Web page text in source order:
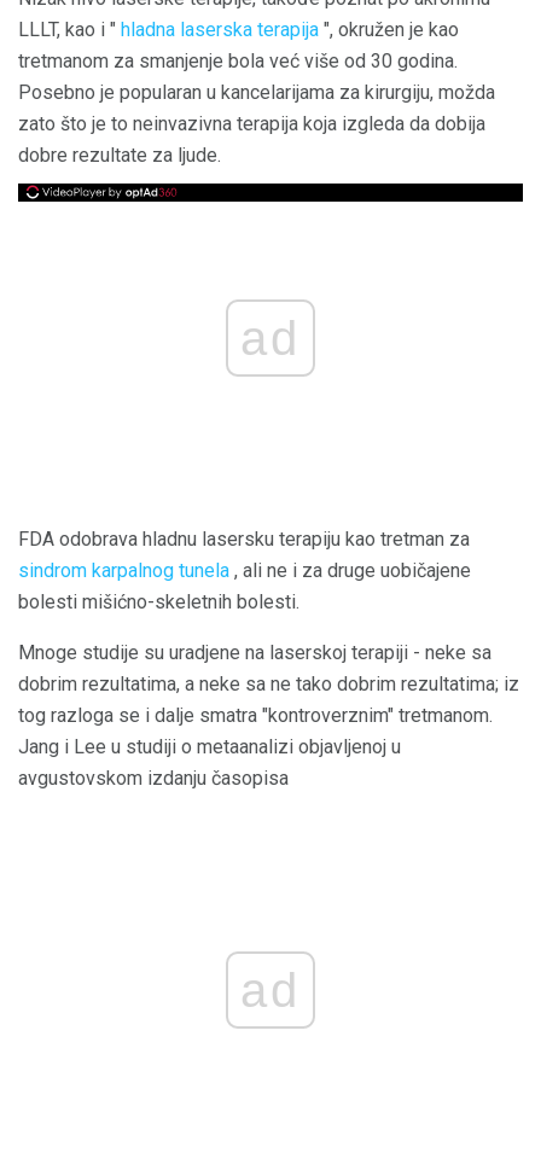
LLLT, kao i " hladna laserska terapija ", okružen je kao
tretmanom za smanjenje bola već više od 30 godina.
Posebno je popularan u kancelarijama za kirurgiju, možda
zato što je to neinvazivna terapija koja izgleda da dobija
dobre rezultate za ljude.
ad
FDA odobrava hladnu lasersku terapiju kao tretman za
sindrom karpalnog tunela , ali ne i za druge uobičajene
bolesti mišićno-skeletnih bolesti.
Mnoge studije su uradjene na laserskoj terapiji - neke sa
dobrim rezultatima, a neke sa ne tako dobrim rezultatima; iz
tog razloga se i dalje smatra "kontroverznim" tretmanom.
Jang i Lee u studiji o metaanalizi objavljenoj u
avgustovskom izdanju časopisa
ad